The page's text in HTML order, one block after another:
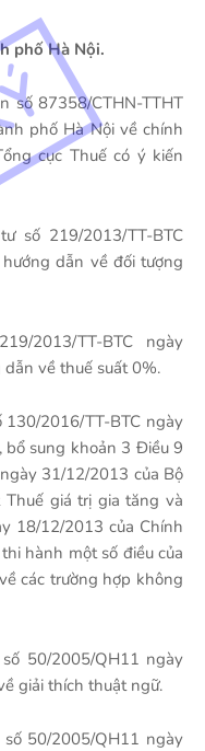
phố Hà Nội.
số 87358/CTHN-TTHT
phố Hà Nội về chính
cục Thuế có ý kiến
số 219/2013/TT-BTC
dẫn về đối tượng
2013/TT-BTC ngày
về thuế suất 0%.
2016/TT-BTC ngày
bổ sung khoản 3 Điều 9
31/12/2013 của Bộ
giá trị gia tăng và
18/12/2013 của Chính
hành một số điều của
các trường hợp không
50/2005/QH11 ngày
giải thích thuật ngữ.
50/2005/QH11 ngày